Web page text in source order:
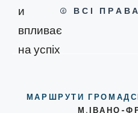
© ВСІ
МАРШРУТИ
М.ІВАНО-